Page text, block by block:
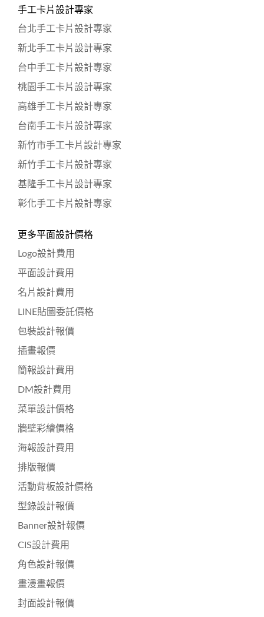
手工卡片設計專家
台北手工卡片設計專家
新北手工卡片設計專家
台中手工卡片設計專家
桃園手工卡片設計專家
高雄手工卡片設計專家
台南手工卡片設計專家
新竹市手工卡片設計專家
新竹手工卡片設計專家
基隆手工卡片設計專家
彰化手工卡片設計專家
更多平面設計價格
Logo設計費用
平面設計費用
名片設計費用
LINE貼圖委託價格
包裝設計報價
插畫報價
簡報設計費用
DM設計費用
菜單設計價格
牆壁彩繪價格
海報設計費用
排版報價
活動背板設計價格
型錄設計報價
Banner設計報價
CIS設計費用
角色設計報價
畫漫畫報價
封面設計報價